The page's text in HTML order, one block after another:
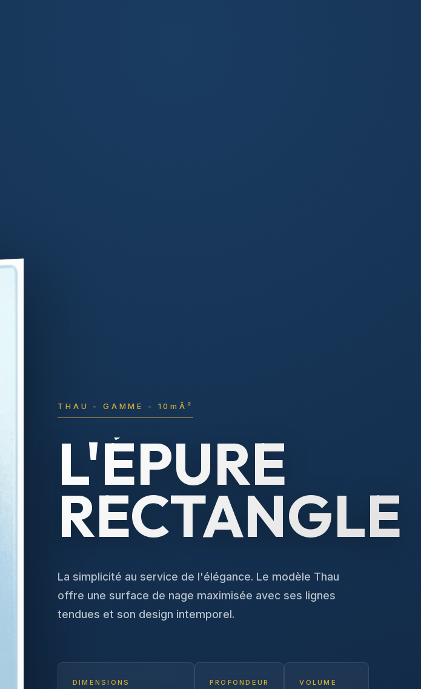
THAU - GAMME - 10mÂ²
L'ÉPURE
RECTANGLE
La simplicité au service de l'élégance. Le modèle Thau
offre une surface de nage maximisée avec ses lignes
tendues et son design intemporel.
DIMENSIONS PROFONDEUR VOLUME